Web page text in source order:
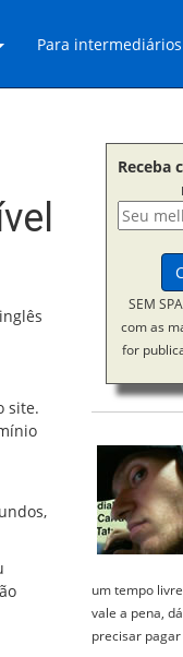
Para intermediários
site.
Receba
SEM
com as
for
um tempo
vale a pena,
precisar